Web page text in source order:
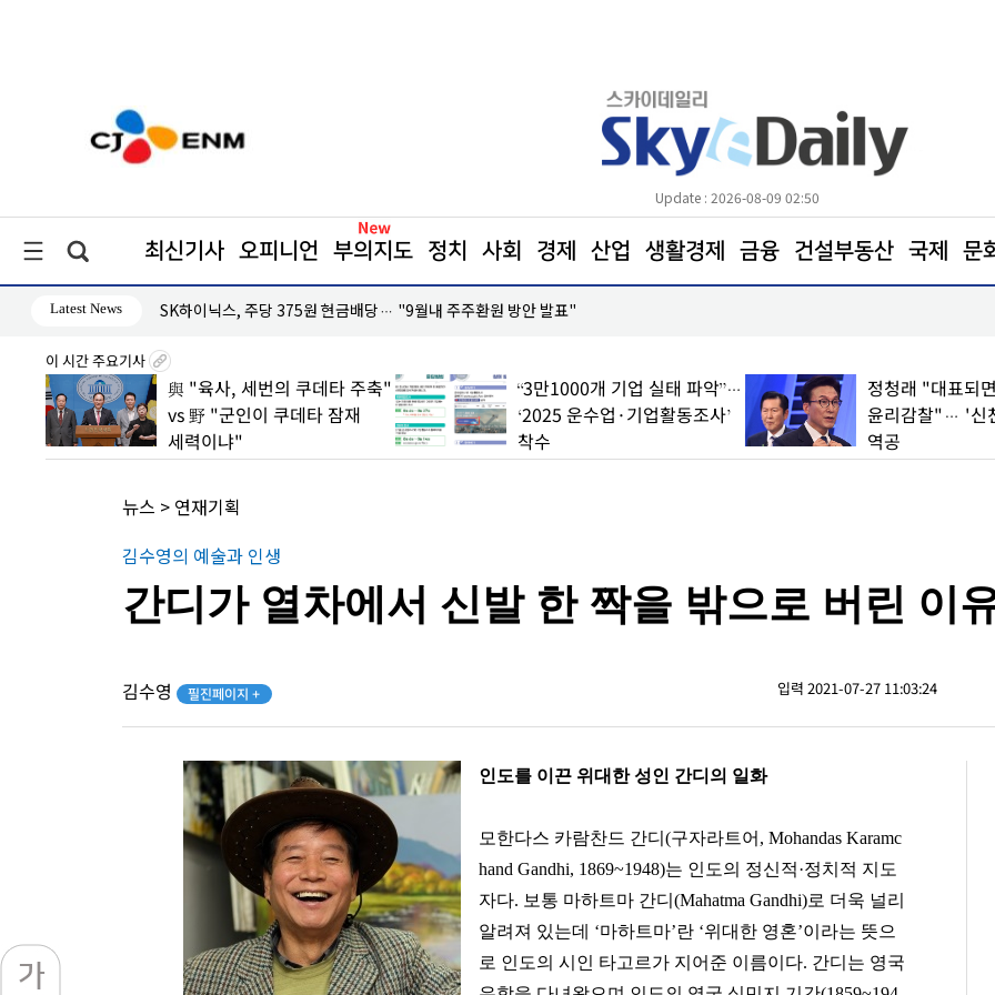
Update : 2026-08-09 02:50
최신기사 오피니언 부의지도 정치 사회 경제 산업 생활경제 금융 건설부동산 국제 문
Latest News
응 '미온적' SK하이닉스, 주당 375원 현금배당… "9월내 주주환원 방안 발표"
이 시간 주요기사
與 "육사, 세번의 쿠데타 주축"
vs 野 "군인이 쿠데타 잠재
세력이냐"
“3만1000개 기업 실태 파악”…
‘2025 운수업·기업활동조사’
착수
정청래 "대표되
윤리감찰"… '신
역공
뉴스 > 연재기획
김수영의 예술과 인생
간디가 열차에서 신발 한 짝을 밖으로 버린 이
김수영 필진페이지 + 입력 2021-07-27 11:03:24
인도를 이끈 위대한 성인 간디의 일화
모한다스 카람찬드 간디(구자라트어, Mohandas Karamc
hand Gandhi, 1869~1948)는 인도의 정신적·정치적 지도
자다. 보통 마하트마 간디(Mahatma Gandhi)로 더욱 널리
알려져 있는데 ‘마하트마’란 ‘위대한 영혼’이라는 뜻으
로 인도의 시인 타고르가 지어준 이름이다. 간디는 영국